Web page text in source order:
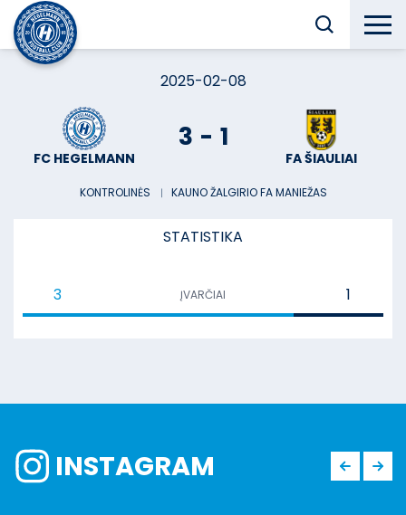
2025-02-08
FC HEGELMANN
3 - 1
FA ŠIAULIAI
KONTROLINĖS ︱ KAUNO ŽALGIRIO FA MANIEŽAS
STATISTIKA
3 ĮVARČIAI 1
INSTAGRAM